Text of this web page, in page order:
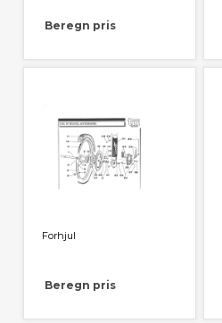
Beregn pris
Forhjul
Beregn pris